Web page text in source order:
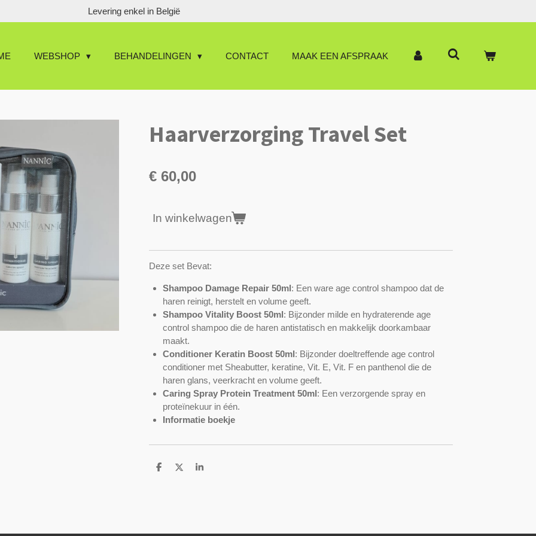
Levering enkel in België
WEBSHOP BEHANDELINGEN CONTACT MAAK EEN AFSPRAAK
Haarverzorging Travel Set
€ 60,00
In winkelwagen
Deze set Bevat:
Shampoo Damage Repair 50ml: Een ware age control shampoo dat de
haren reinigt, herstelt en volume geeft.
Shampoo Vitality Boost 50ml: Bijzonder milde en hydraterende age
control shampoo die de haren antistatisch en makkelijk doorkambaar
maakt.
Conditioner Keratin Boost 50ml: Bijzonder doeltreffende age control
conditioner met Sheabutter, keratine, Vit. E, Vit. F en panthenol die de
haren glans, veerkracht en volume geeft.
Caring Spray Protein Treatment 50ml: Een verzorgende spray en
proteïnekuur in één.
Informatie boekje
D
D
S